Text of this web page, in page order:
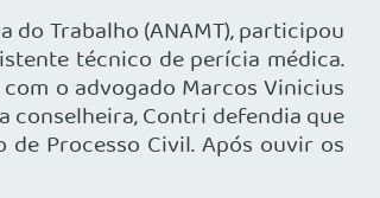
do Trabalho (ANAMT), participou
técnico de perícia médica.
o advogado Marcos Vinicius
conselheira, Contri defendia que
Processo Civil. Após ouvir os